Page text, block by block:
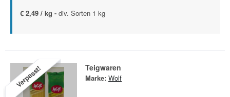
€ 2,49 / kg - div. Sorten 1 kg
Verpasst! Teigwaren
Marke: Wolf